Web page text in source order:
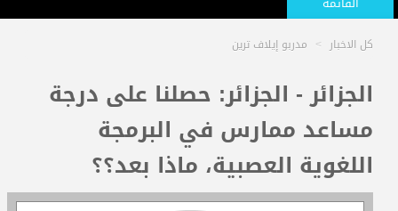
الرئيسية
الدورات القادمة
المدربون
كل الاخبار > مدربو إيلاف ترين
الجزائر - الجزائر: حصلنا على درجة
مساعد ممارس في البرمجة
اللغوية العصبية، ماذا بعد؟؟